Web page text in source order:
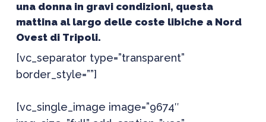
una donna in gravi condizioni, questa
mattina al largo delle coste libiche a Nord
Ovest di Tripoli.
[vc_separator type=”transparent”
border_style=””]
[vc_single_image image=”9674″